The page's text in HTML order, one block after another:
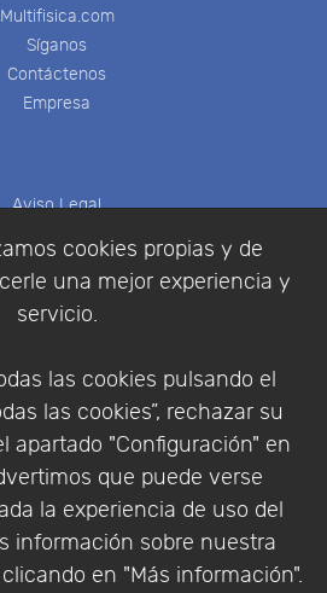
cookies propias y de
una mejor experiencia y
servicio.
las cookies pulsando el
las cookies”, rechazar su
apartado "Configuración" en
que puede verse
la experiencia de uso del
información sobre nuestra
clicando en "Más información".
Multifisica.com
Síganos
Contáctenos
Empresa
Aviso Legal
de Privacidad
de compra
Identificarse
| Política de Privacidad |
de Cookies
- 2026. Addlink Software